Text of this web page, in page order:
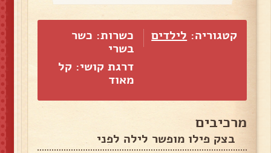
קטגוריה: לילדים
כשרות: כשר
בשרי
דרגת קושי: קל
מאוד
מרכיבים
בצק פילו מופשר לילה לפני